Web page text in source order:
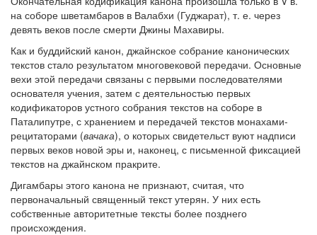
на соборе шветамбаров в Валабхи (Гуджарат), т. е. через
девять веков после смерти Джины Махавиры.
Как и буддийский канон, джайнское собрание канонических
текстов стало результатом многовековой передачи. Основные
вехи этой передачи связаны с первыми последователями
основателя учения, затем с деятельностью первых
кодификаторов устного собрания текстов на соборе в
Паталипутре, с хранением и передачей текстов монахами-
рецитаторами (вачака), о которых свидетельст вуют надписи
первых веков новой эры и, наконец, с письменной фиксацией
текстов на джайнском пракрите.
Дигамбары этого канона не признают, считая, что
первоначальный священный текст утерян. У них есть
собственные авторитетные тексты более позднего
происхождения.